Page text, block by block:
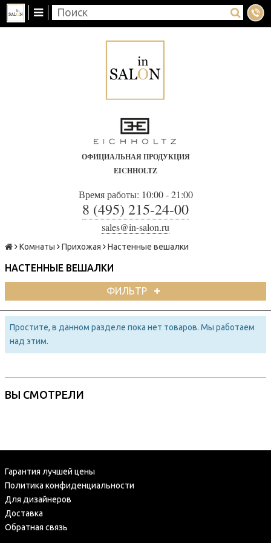
ОФИЦИАЛЬНАЯ ПРОДУКЦИЯ
EICHHOLTZ
Время работы: 10:00 - 21:00
8 (495) 215-24-00
sales@in-salon.ru
Комнаты Прихожая Настенные вешалки
НАСТЕННЫЕ ВЕШАЛКИ
ФИЛЬТР
Простите, в данном разделе пока нет товаров. Мы работаем
над этим.
ВЫ СМОТРЕЛИ
Гарантия лучшей цены
Политика конфиденциальности
Для дизайнеров
Доставка
Обратная связь